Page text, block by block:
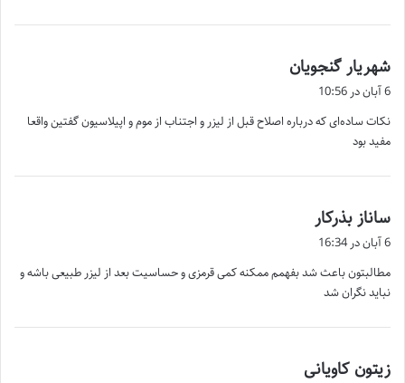
شهریار گنجویان
:
6 آبان در 10:56
نکات ساده‌ای که درباره اصلاح قبل از لیزر و اجتناب از موم و اپیلاسیون گفتین واقعا
مفید بود
ساناز بذرکار
:
6 آبان در 16:34
مطالبتون باعث شد بفهمم ممکنه کمی قرمزی و حساسیت بعد از لیزر طبیعی باشه و
نباید نگران شد
زیتون کاویانی